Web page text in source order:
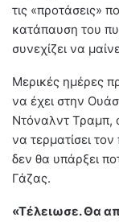
τις «προτάσεις»
κατάπαυση του
συνεχίζει να
Μερικές ημέρες
να έχει στην
Ντόναλντ Τραμπ,
να τερματίσει
δεν θα υπάρξει
Γάζας.
«Τέλειωσε. Θα